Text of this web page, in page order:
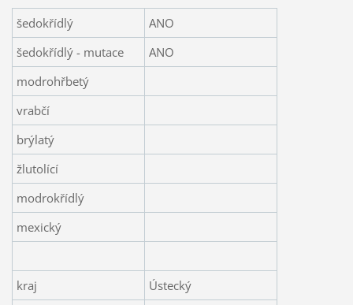
šedokřídlý
ANO
šedokřídlý - mutace
ANO
modrohřbetý
vrabčí
brýlatý
žlutolící
modrokřídlý
mexický
kraj
Ústecký